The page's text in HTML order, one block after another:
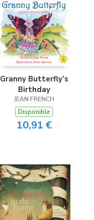
Granny Butterfly’s
Birthday
JEAN FRENCH
Disponible
10,91 €